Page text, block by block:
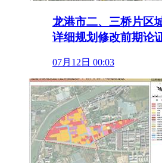
龙港市二、三桥片区
详细规划修改前期论
07月12日 00:03